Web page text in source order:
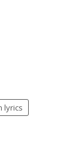
lyrics